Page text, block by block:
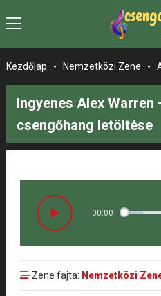
Kezdőlap - Nemzetközi Zene -
Ingyenes Alex Warren
csengőhang letöltése
00:00
Zene fajta: Nemzetközi